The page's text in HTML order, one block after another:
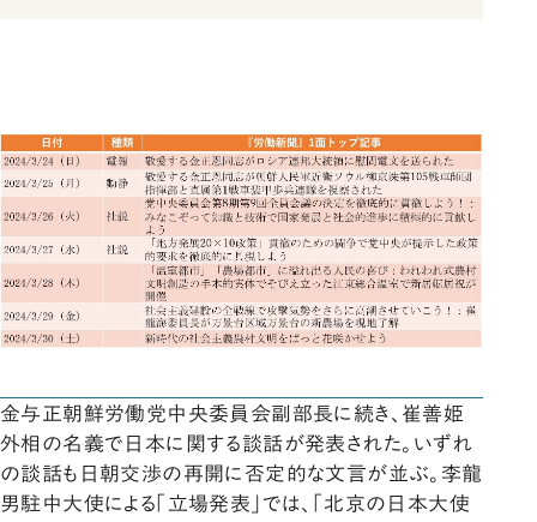
金与正朝鮮労働党中央委員会副部長に続き、崔善姫
外相の名義で日本に関する談話が発表された。いずれ
の談話も日朝交渉の再開に否定的な文言が並ぶ。李龍
男駐中大使による「立場発表」では、「北京の日本大使